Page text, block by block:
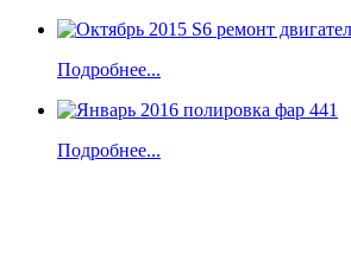
Подробнее...
Подробнее...